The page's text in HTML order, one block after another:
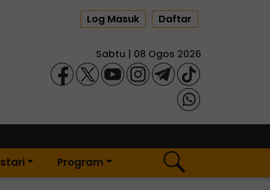
Log Masuk Daftar
Sabtu | 08 Ogos 2026
Program